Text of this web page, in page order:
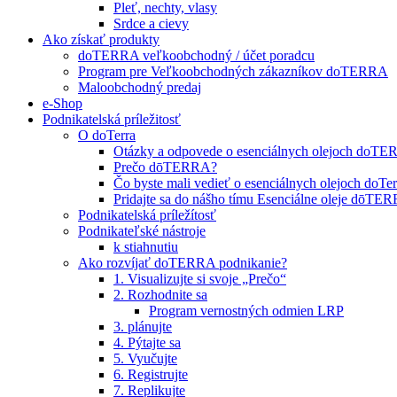
Pleť, nechty, vlasy
Srdce a cievy
Ako získať produkty
doTERRA veľkoobchodný / účet poradcu
Program pre Veľkoobchodných zákazníkov doTERRA
Maloobchodný predaj
e-Shop
Podnikatelská príležitosť
O doTerra
Otázky a odpovede o esenciálnych olejoch
Prečo dōTERRA?
Čo byste mali vedieť o esenciálnych olejoch
Pridajte sa do nášho tímu Esenciálne oleje
Podnikatelská príležítosť
Podnikateľské nástroje
k stiahnutiu
Ako rozvíjať doTERRA podnikanie?
1. Visualizujte si svoje „Prečo“
2. Rozhodnite sa
Program vernostných odmien LRP
3. plánujte
4. Pýtajte sa
5. Vyučujte
6. Registrujte
7. Replikujte